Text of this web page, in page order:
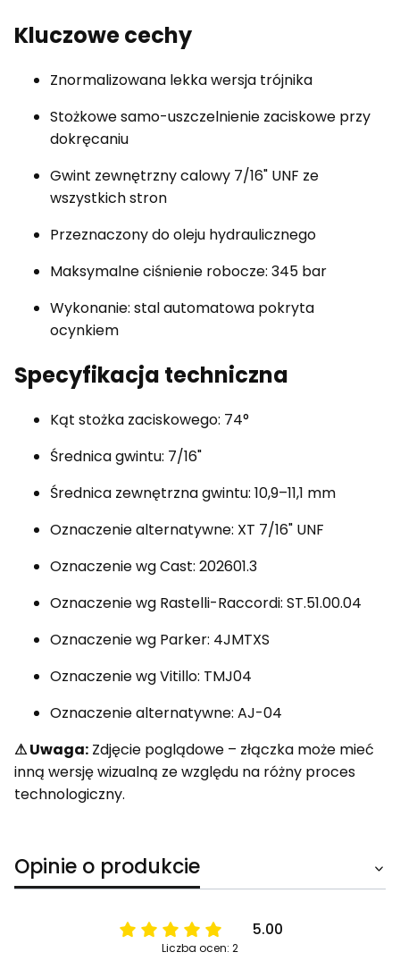
Kluczowe cechy
Znormalizowana lekka wersja trójnika
Stożkowe samo-uszczelnienie zaciskowe przy
dokręcaniu
Gwint zewnętrzny calowy 7/16" UNF ze
wszystkich stron
Przeznaczony do oleju hydraulicznego
Maksymalne ciśnienie robocze: 345 bar
Wykonanie: stal automatowa pokryta
ocynkiem
Specyfikacja techniczna
Kąt stożka zaciskowego: 74°
Średnica gwintu: 7/16"
Średnica zewnętrzna gwintu: 10,9–11,1 mm
Oznaczenie alternatywne: XT 7/16" UNF
Oznaczenie wg Cast: 202601.3
Oznaczenie wg Rastelli-Raccordi: ST.51.00.04
Oznaczenie wg Parker: 4JMTXS
Oznaczenie wg Vitillo: TMJ04
Oznaczenie alternatywne: AJ-04
⚠ Uwaga: Zdjęcie poglądowe – złączka może mieć
inną wersję wizualną ze względu na różny proces
technologiczny.
Opinie o produkcie
5.00
Liczba ocen: 2